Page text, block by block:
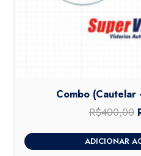
Combo
R$400,00
ADICIONAR